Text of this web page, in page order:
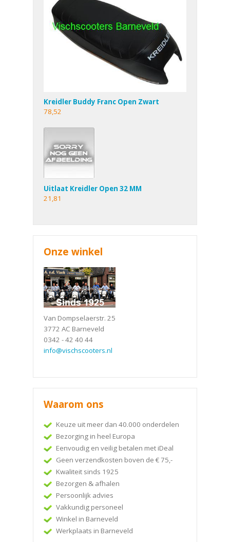
Kreidler Buddy Franc Open Zwart
78,52
Uitlaat Kreidler Open 32 MM
21,81
Onze winkel
Van Dompselaerstr. 25
3772 AC Barneveld
0342 - 42 40 44
info@vischscooters.nl
Waarom ons
Keuze uit meer dan 40.000 onderdelen
Bezorging in heel Europa
Eenvoudig en veilig betalen met iDeal
Geen verzendkosten boven de € 75,-
Kwaliteit sinds 1925
Bezorgen & afhalen
Persoonlijk advies
Vakkundig personeel
Winkel in Barneveld
Werkplaats in Barneveld